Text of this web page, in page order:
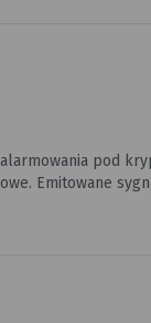
Osoby
pod